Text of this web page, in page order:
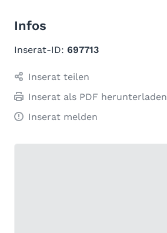
Infos
Inserat-ID: 697713
Inserat teilen
Inserat als PDF herunterladen
Inserat melden